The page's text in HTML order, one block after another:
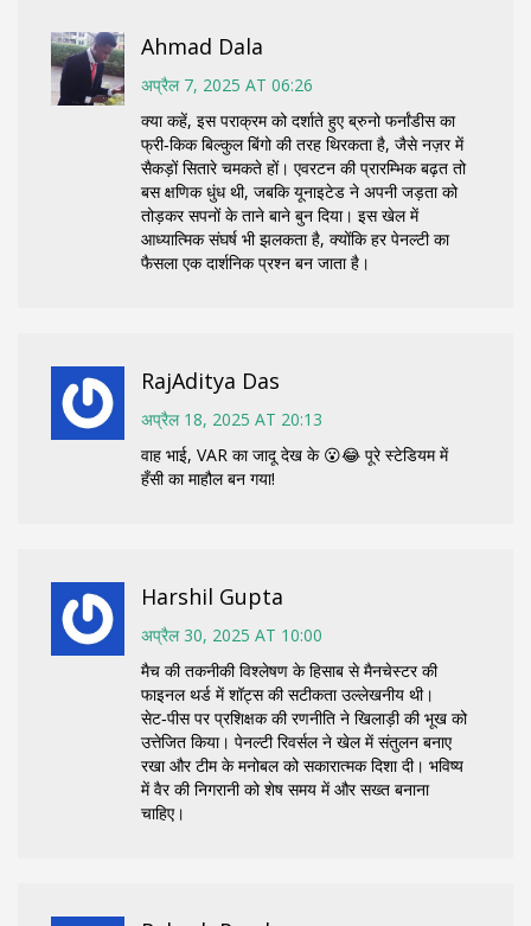
Ahmad Dala
अप्रैल 7, 2025 AT 06:26
क्या कहें, इस पराक्रम को दर्शाते हुए ब्रुनो फर्नांडीस का
फ्री‑किक बिल्कुल बिंगो की तरह थिरकता है, जैसे नज़र में
सैकड़ों सितारे चमकते हों। एवरटन की प्रारम्भिक बढ़त तो
बस क्षणिक धुंध थी, जबकि यूनाइटेड ने अपनी जड़ता को
तोड़कर सपनों के ताने बाने बुन दिया। इस खेल में
आध्यात्मिक संघर्ष भी झलकता है, क्योंकि हर पेनल्टी का
फैसला एक दार्शनिक प्रश्न बन जाता है।
RajAditya Das
अप्रैल 18, 2025 AT 20:13
वाह भाई, VAR का जादू देख के 😮😂 पूरे स्टेडियम में
हँसी का माहौल बन गया!
Harshil Gupta
अप्रैल 30, 2025 AT 10:00
मैच की तकनीकी विश्लेषण के हिसाब से मैनचेस्टर की
फाइनल थर्ड में शॉट्स की सटीकता उल्लेखनीय थी।
सेट‑पीस पर प्रशिक्षक की रणनीति ने खिलाड़ी की भूख को
उत्तेजित किया। पेनल्टी रिवर्सल ने खेल में संतुलन बनाए
रखा और टीम के मनोबल को सकारात्मक दिशा दी। भविष्य
में वैर की निगरानी को शेष समय में और सख्त बनाना
चाहिए।